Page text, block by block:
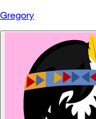
Gregory